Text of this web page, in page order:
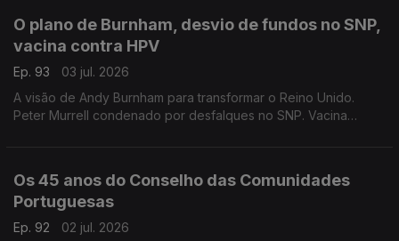
O plano de Burnham, desvio de fundos no SNP,
vacina contra HPV
Ep. 93
03 jul. 2026
A visão de Andy Burnham para transformar o Reino Unido.
Peter Murrell condenado por desfalques no SNP. Vacina
Os 45 anos do Conselho das Comunidades
Portuguesas
Ep. 92
02 jul. 2026